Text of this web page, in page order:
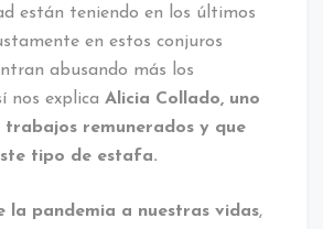
están teniendo en los últimos
en estos conjuros
abusando más los
nos explica Alicia Collado, uno
trabajos remunerados y que
tipo de estafa.
la pandemia a nuestras vidas,